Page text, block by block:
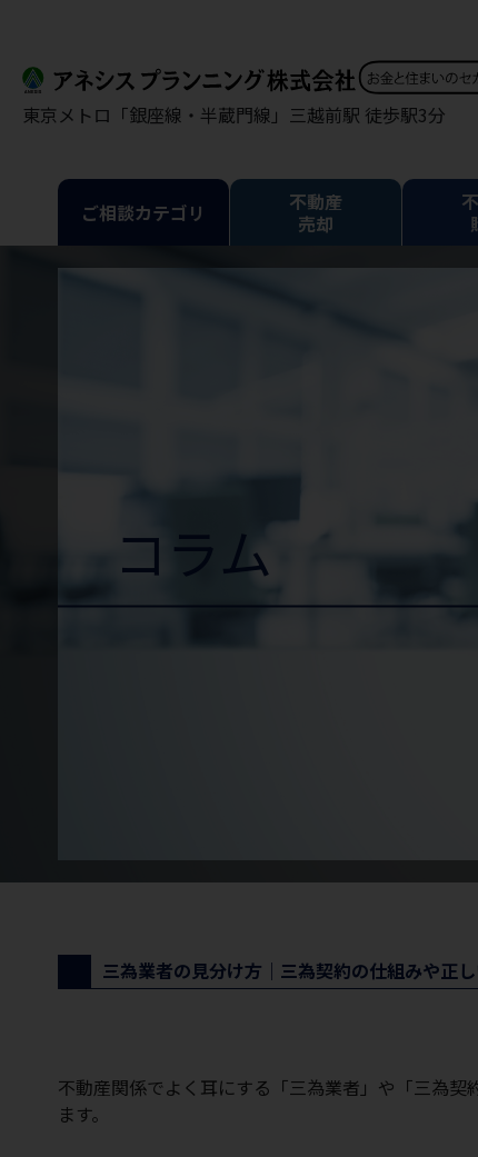
東京メトロ「銀座線・半蔵門線」三越前駅 徒歩駅3分
ご相談カテゴリ
不動産
売却
コラム
三為業者の見分け方｜三為契約の仕組みや正
不動産関係でよく耳にする「三為業者」や「三為
ます。